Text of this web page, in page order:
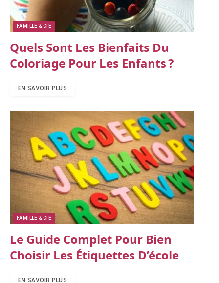
FAMILLE & CIE
Quels Sont Les Bienfaits Du
Coloriage Pour Les Enfants ?
EN SAVOIR PLUS
FAMILLE & CIE
Le Guide Complet Pour Bien
Choisir Les Étiquettes D’école
EN SAVOIR PLUS